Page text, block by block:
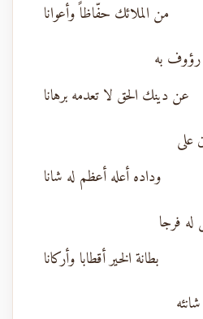
من الملائك حفّاظاً وأعوانا
رؤوف به
عن دينك الحق لا تعدمه برهانا
على
وداده أعله أعظم له شانا
فرجا
بطانة الخير أقطابا وأركانا